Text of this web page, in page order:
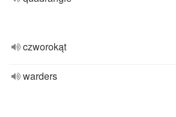
czworokąt
warders